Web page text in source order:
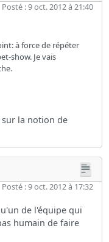
Posté : 9 oct. 2012 à 21:40
à force de répéter
show. Je vais
la notion de
Posté : 9 oct. 2012 à 17:32
de l'équipe qui
humain de faire